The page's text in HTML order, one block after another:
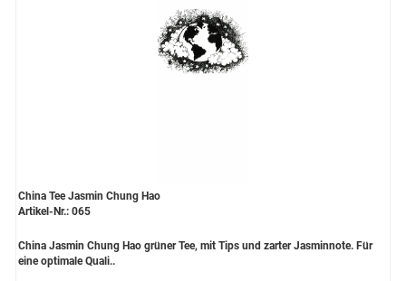
China Tee Jasmin Chung Hao
Artikel-Nr.: 065
China Jasmin Chung Hao grüner Tee, mit Tips und zarter Jasminnote. Für
eine optimale Quali..